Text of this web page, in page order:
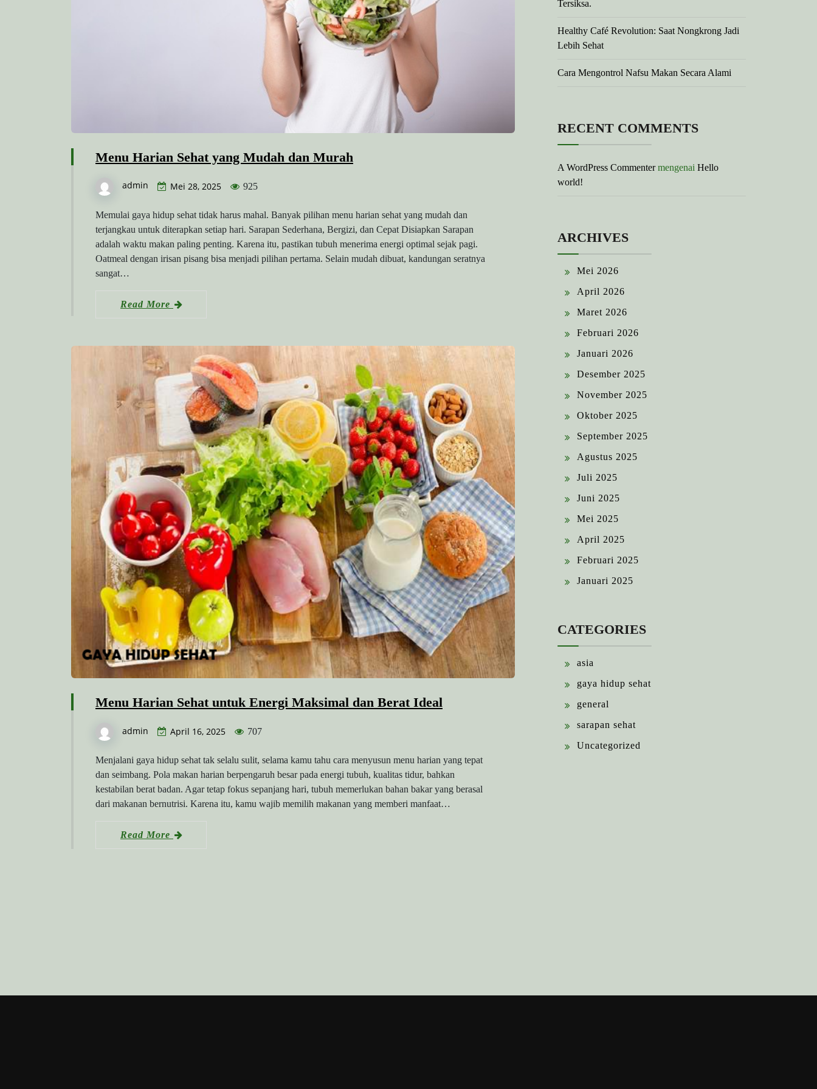
Menu Harian Sehat yang Mudah dan Murah
admin Mei 28, 2025 925
Memulai gaya hidup sehat tidak harus mahal. Banyak pilihan menu harian sehat yang mudah dan
terjangkau untuk diterapkan setiap hari. Sarapan Sederhana, Bergizi, dan Cepat Disiapkan Sarapan
adalah waktu makan paling penting. Karena itu, pastikan tubuh menerima energi optimal sejak pagi.
Oatmeal dengan irisan pisang bisa menjadi pilihan pertama. Selain mudah dibuat, kandungan seratnya
sangat…
Read More
Menu Harian Sehat untuk Energi Maksimal dan Berat Ideal
admin April 16, 2025 707
Menjalani gaya hidup sehat tak selalu sulit, selama kamu tahu cara menyusun menu harian yang tepat
dan seimbang. Pola makan harian berpengaruh besar pada energi tubuh, kualitas tidur, bahkan
kestabilan berat badan. Agar tetap fokus sepanjang hari, tubuh memerlukan bahan bakar yang berasal
dari makanan bernutrisi. Karena itu, kamu wajib memilih makanan yang memberi manfaat…
Read More
Tersiksa.
Healthy Café Revolution: Saat Nongkrong Jadi
Lebih Sehat
Cara Mengontrol Nafsu Makan Secara Alami
RECENT COMMENTS
A WordPress Commentermengenai Hello
world!
ARCHIVES
Mei 2026
April 2026
Maret 2026
Februari 2026
Januari 2026
Desember 2025
November 2025
Oktober 2025
September 2025
Agustus 2025
Juli 2025
Juni 2025
Mei 2025
April 2025
Februari 2025
Januari 2025
CATEGORIES
asia
gaya hidup sehat
general
sarapan sehat
Uncategorized